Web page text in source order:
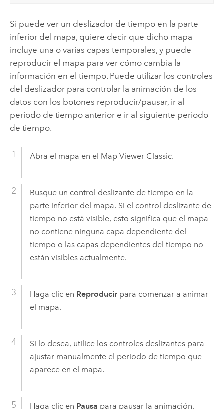
Si puede ver un deslizador de tiempo en la parte
inferior del mapa, quiere decir que dicho mapa
incluye una o varias capas temporales, y puede
reproducir el mapa para ver cómo cambia la
información en el tiempo. Puede utilizar los controles
del deslizador para controlar la animación de los
datos con los botones reproducir/pausar, ir al
periodo de tiempo anterior e ir al siguiente periodo
de tiempo.
Abra el mapa en el Map Viewer Classic.
Busque un control deslizante de tiempo en la
parte inferior del mapa. Si el control deslizante de
tiempo no está visible, esto significa que el mapa
no contiene ninguna capa dependiente del
tiempo o las capas dependientes del tiempo no
están visibles actualmente.
Haga clic en Reproducirpara comenzar a animar
el mapa.
Si lo desea, utilice los controles deslizantes para
ajustar manualmente el periodo de tiempo que
aparece en el mapa.
Haga clic en Pausa para pausar la animación.